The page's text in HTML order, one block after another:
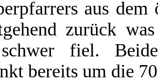
aus
zurück
fiel.
bereits um die